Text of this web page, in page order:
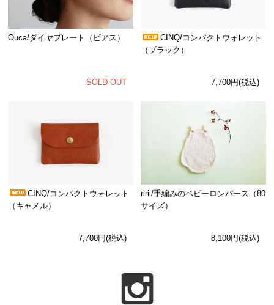
Ouca/ダイヤプレート（ピアス）
SOLD OUT
CINQ/コンパクトウォレット
（ブラック）
7,700円(税込)
CINQ/コンパクトウォレット
（キャメル）
7,700円(税込)
ririi/手編みのベビーロンパース（80
サイズ）
8,100円(税込)